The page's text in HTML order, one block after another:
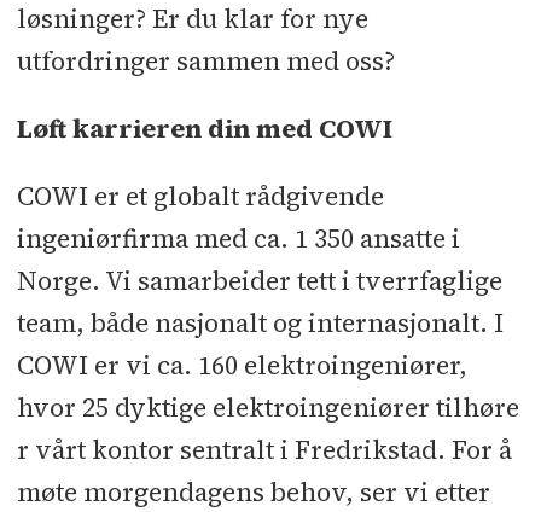
løsninger? Er du klar for nye
utfordringer sammen med oss?
Løft karrieren din med COWI
COWI er et globalt rådgivende
ingeniørfirma med ca. 1 350 ansatte i
Norge. Vi samarbeider tett i tverrfaglige
team, både nasjonalt og internasjonalt. I
COWI er vi ca. 160 elektroingeniører,
hvor 25 dyktige elektroingeniører tilhøre
r vårt kontor sentralt i Fredrikstad. For å
møte morgendagens behov, ser vi etter